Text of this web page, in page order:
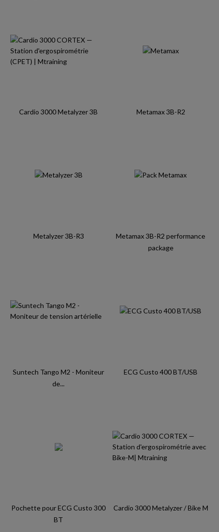
Cardio 3000 Metalyzer 3B Metamax 3B-R2
Metalyzer 3B-R3
Metamax 3B-R2 performance
package
Suntech Tango M2 - Moniteur
de...
ECG Custo 400 BT/USB
Pochette pour ECG Custo 300
BT
Cardio 3000 Metalyzer / Bike M